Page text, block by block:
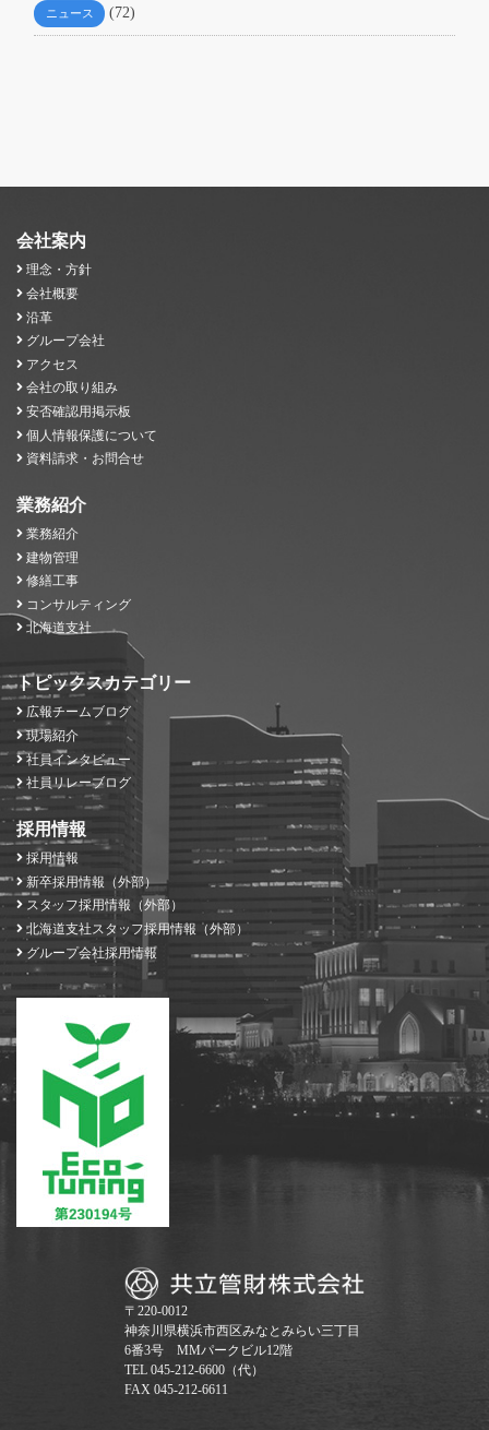
ニュース (72)
会社案内
理念・方針
会社概要
沿革
グループ会社
アクセス
会社の取り組み
安否確認用掲示板
個人情報保護について
資料請求・お問合せ
業務紹介
業務紹介
建物管理
修繕工事
コンサルティング
北海道支社
トピックスカテゴリー
広報チームブログ
現場紹介
社員インタビュー
社員リレーブログ
採用情報
採用情報
新卒採用情報（外部）
スタッフ採用情報（外部）
北海道支社スタッフ採用情報（外部）
グループ会社採用情報
〒220-0012
神奈川県横浜市西区みなとみらい三丁目
6番3号 MMパークビル12階
TEL 045-212-6600（代）
FAX 045-212-6611